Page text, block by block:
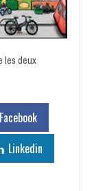
les deux
Facebook
Linkedin